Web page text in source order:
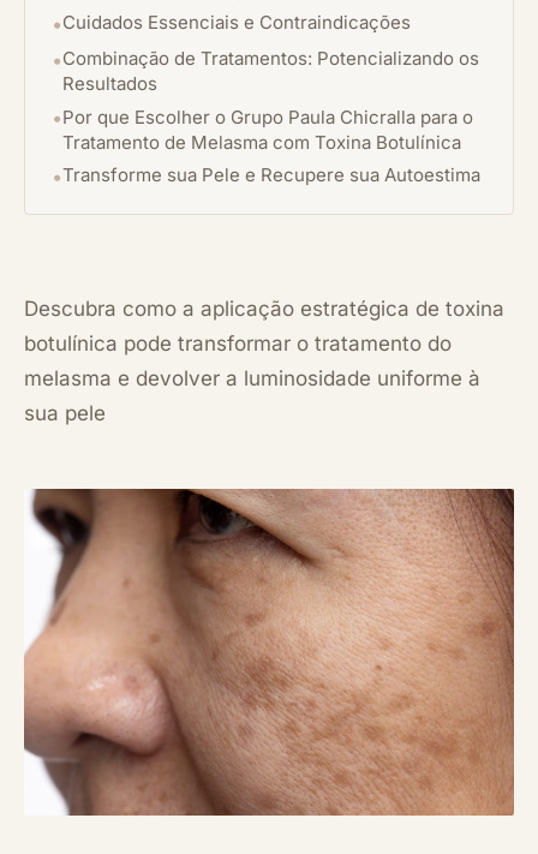
Cuidados Essenciais e Contraindicações
Combinação de Tratamentos: Potencializando os
Resultados
Por que Escolher o Grupo Paula Chicralla para o
Tratamento de Melasma com Toxina Botulínica
Transforme sua Pele e Recupere sua Autoestima
Descubra como a aplicação estratégica de toxina
botulínica pode transformar o tratamento do
melasma e devolver a luminosidade uniforme à
sua pele